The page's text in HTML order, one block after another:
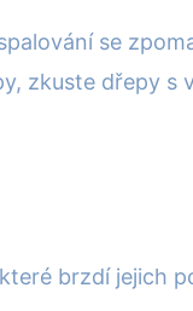
se
zkuste dřepy s
brzdí jejich